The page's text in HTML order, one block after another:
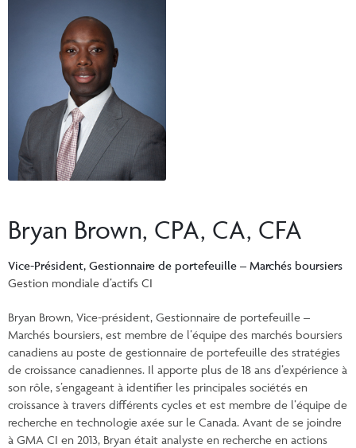
Centre de ressources pour les conseillers
Demandes d’inscription et formulaires
Commissions de suivi
Commentaires
Vidéos
Vos Clients
Vos rapports
CI Prestige
Documents fiscaux consolidés
Programmes automatique
Formulaire de commande en ligne de matériel de marketing CI
Centre administratif comptes
Centre administratif fonds distincts
Portail de UFC
INSTITUTIONNEL
CONNEXION
Centre de ressources pour les conseillers
InfoConseiller
InfoClientèle
ENGLISH
Bryan Brown, CPA, CA, CFA
Vice-Président, Gestionnaire de portefeuille – Marchés boursiers
Gestion mondiale d’actifs CI
Bryan Brown, Vice-président, Gestionnaire de portefeuille –
Marchés boursiers, est membre de l’équipe des marchés boursiers
canadiens au poste de gestionnaire de portefeuille des stratégies
de croissance canadiennes. Il apporte plus de 18 ans d’expérience à
son rôle, s’engageant à identifier les principales sociétés en
croissance à travers différents cycles et est membre de l’équipe de
recherche en technologie axée sur le Canada. Avant de se joindre
à GMA CI en 2013, Bryan était analyste en recherche en actions